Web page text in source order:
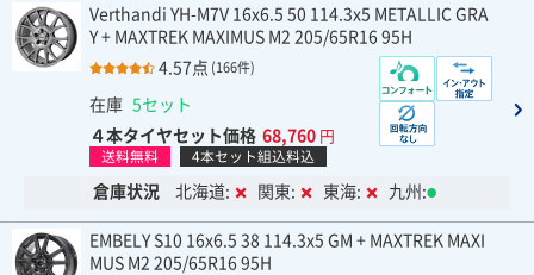
Verthandi YH-M7V 16x6.5 50 114.3x5 METALLIC GRA
Y + MAXTREK MAXIMUS M2 205/65R16 95H
4.57点 (166件)
在庫 5セット
４本タイヤセット価格 68,760 円
送料無料 4本セット組込料込
倉庫状況 北海道: 関東: 東海: 九州:
EMBELY S10 16x6.5 38 114.3x5 GM + MAXTREK MAXI
MUS M2 205/65R16 95H